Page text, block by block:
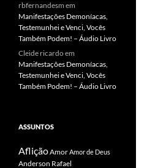
rbfernandesm em
Manifestações Demoníacas,
Testemunhei e Venci, Vocês
Também Podem! – Áudio Livro
Cleide ricardoem
Manifestações Demoníacas,
Testemunhei e Venci, Vocês
Também Podem! – Áudio Livro
ASSUNTOS
AfliçãoAmorAmor de Deus
Anderson Rafael